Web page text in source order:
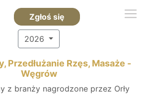
Zgłoś się
2026
Przedłużanie Rzęs, Masaże -
Węgrów
z branży nagrodzone przez Orły